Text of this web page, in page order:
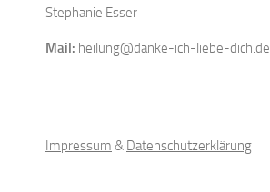
Stephanie Esser
Mail: heilung@danke-ich-liebe-dich.de
Impressum & Datenschutzerklärung